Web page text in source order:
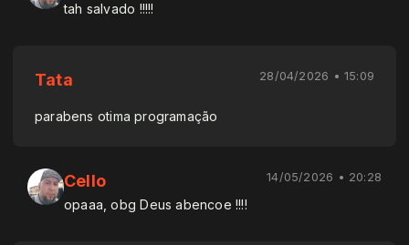
tah salvado !!!!!
Tata 28/04/2026 • 15:09
parabens otima programação
Cello 14/05/2026 • 20:28
opaaa, obg Deus abencoe !!!!